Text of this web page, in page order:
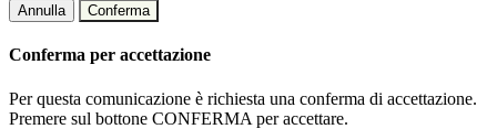
Annulla Conferma
Conferma per accettazione
Per questa comunicazione è richiesta una conferma di accettazione.
Premere sul bottone CONFERMA per accettare.